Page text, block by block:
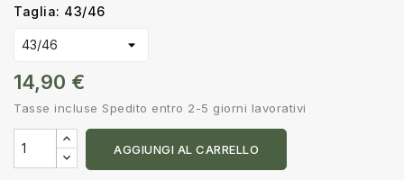
Taglia: 43/46
14,90 €
Tasse incluse Spedito entro 2-5 giorni lavorativi
AGGIUNGI AL CARRELLO